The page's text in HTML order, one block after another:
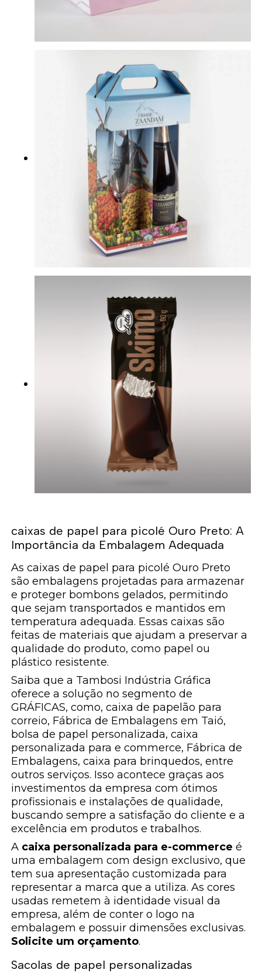
caixas de papel para picolé Ouro Preto: A
Importância da Embalagem Adequada
As caixas de papel para picolé Ouro Preto
são embalagens projetadas para armazenar
e proteger bombons gelados, permitindo
que sejam transportados e mantidos em
temperatura adequada. Essas caixas são
feitas de materiais que ajudam a preservar a
qualidade do produto, como papel ou
plástico resistente.
Saiba que a Tambosi Indústria Gráfica
oferece a solução no segmento de
GRÁFICAS, como, caixa de papelão para
correio, Fábrica de Embalagens em Taió,
bolsa de papel personalizada, caixa
personalizada para e commerce, Fábrica de
Embalagens, caixa para brinquedos, entre
outros serviços. Isso acontece graças aos
investimentos da empresa com ótimos
profissionais e instalações de qualidade,
buscando sempre a satisfação do cliente e a
excelência em produtos e trabalhos.
A caixa personalizada para e-commerce é
uma embalagem com design exclusivo, que
tem sua apresentação customizada para
representar a marca que a utiliza. As cores
usadas remetem à identidade visual da
empresa, além de conter o logo na
embalagem e possuir dimensões exclusivas.
Solicite um orçamento.
Sacolas de papel personalizadas